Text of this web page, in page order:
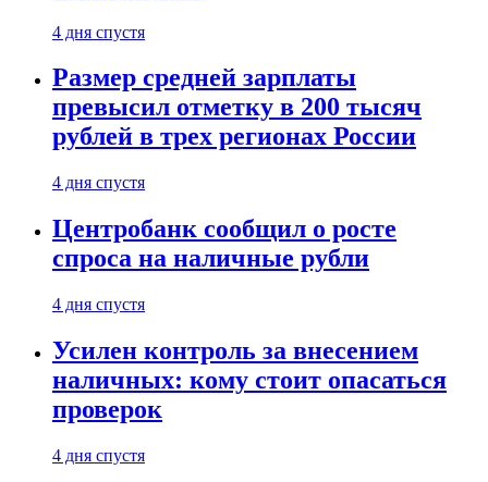
4 дня спустя
Размер средней зарплаты
превысил отметку в 200 тысяч
рублей в трех регионах России
4 дня спустя
Центробанк сообщил о росте
спроса на наличные рубли
4 дня спустя
Усилен контроль за внесением
наличных: кому стоит опасаться
проверок
4 дня спустя